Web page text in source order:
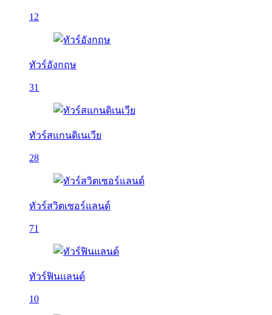
12
ทัวร์อังกฤษ
31
ทัวร์สแกนดิเนเวีย
28
ทัวร์สวิตเซอร์แลนด์
71
ทัวร์ฟินแลนด์
10